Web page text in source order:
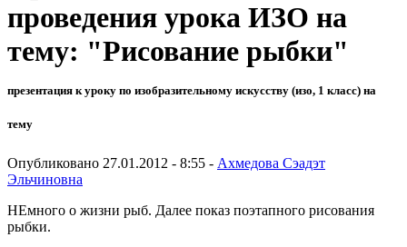
проведения урока ИЗО на
тему: "Рисование рыбки"
презентация к уроку по изобразительному искусству (изо, 1 класс) на
тему
Опубликовано 27.01.2012 - 8:55 - Ахмедова Сэадэт
Эльчиновна
НЕмного о жизни рыб. Далее показ поэтапного рисования
рыбки.